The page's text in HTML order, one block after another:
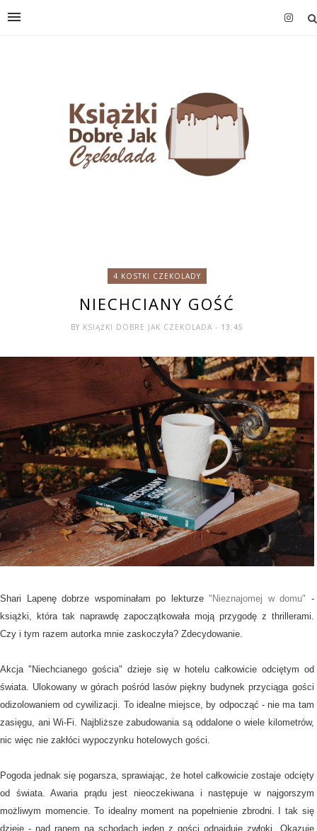
4 KOSTKI CZEKOLADY
NIECHCIANY GOŚĆ
BY KSIĄŻKI DOBRE JAK CZEKOLADA - 13:45
Shari Lapenę dobrze wspominałam po lekturze"Nieznajomej w domu" -
książki, która tak naprawdę zapoczątkowała moją przygodę z thrillerami.
Czy i tym razem autorka mnie zaskoczyła? Zdecydowanie.
Akcja "Niechcianego gościa" dzieje się w hotelu całkowicie odciętym od
świata. Ulokowany w górach pośród lasów piękny budynek przyciąga gości
odizolowaniem od cywilizacji. To idealne miejsce, by odpocząć - nie ma tam
zasięgu, ani Wi-Fi. Najbliższe zabudowania są oddalone o wiele kilometrów,
nic więc nie zakłóci wypoczynku hotelowych gości.
Pogoda jednak się pogarsza, sprawiając, że hotel całkowicie zostaje odcięty
od świata. Awaria prądu jest nieoczekiwana i następuje w najgorszym
możliwym momencie. To idealny moment na popełnienie zbrodni. I tak się
dzieje - nad ranem na schodach jeden z gości odnajduje zwłoki. Okazuje